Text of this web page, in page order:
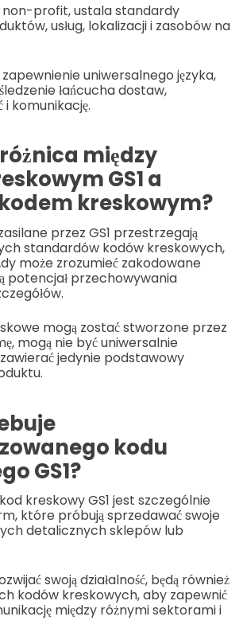
non-profit, ustala standardy
usług, lokalizacji i zasobów na
uniwersalnego języka,
łańcucha dostaw,
komunikację.
między
GS1 a
kreskowym?
przez GS1 przestrzegają
standardów kodów kreskowych,
może zrozumieć zakodowane
potencjał przechowywania
mogą zostać stworzone przez
mogą nie być uniwersalnie
jedynie podstawowy
kodu
GS1?
kreskowy GS1 jest szczególnie
które próbują sprzedawać swoje
detalicznych sklepów lub
swoją działalność, będą również
kodów kreskowych, aby zapewnić
między różnymi sektorami i